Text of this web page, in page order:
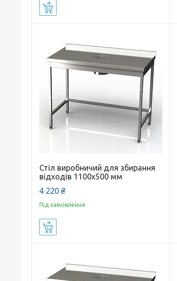
Стіл виробничий для збирання
відходів 1100x500 мм
4 220 ₴
Під замовлення